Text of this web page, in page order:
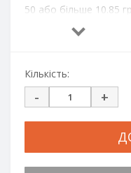
50 або більше 10.85
100 або більше 10.80
300 або більше 10.70
500 або більше 10.65
700 або більше 10.60
1000 або більше 10.55
Кількість:
- +